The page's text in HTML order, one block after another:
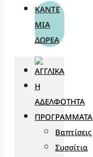
ΚΆΝΤΕ
ΜΊΑ
ΔΩΡΕΆ
Η
ΑΔΕΛΦΌΤΗΤΑ
ΠΡΟΓΡΆΜΜΑΤΑ
Βαπτίσεις
Συσσίτια